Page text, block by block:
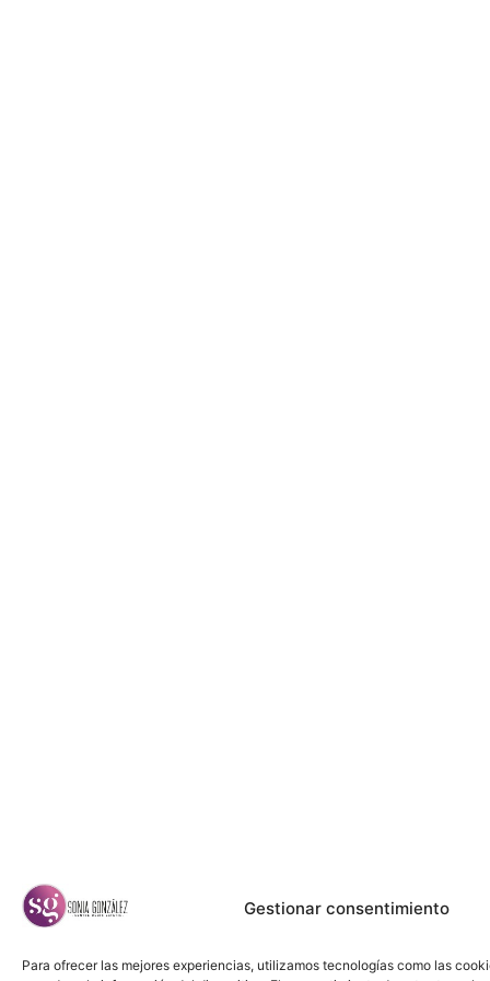
Gestionar consentimiento
Para ofrecer las mejores experiencias, utilizamos tecnologías como las